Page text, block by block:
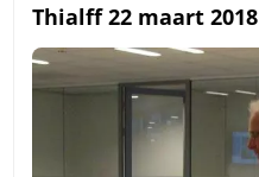
Thialff 22 maart 2018